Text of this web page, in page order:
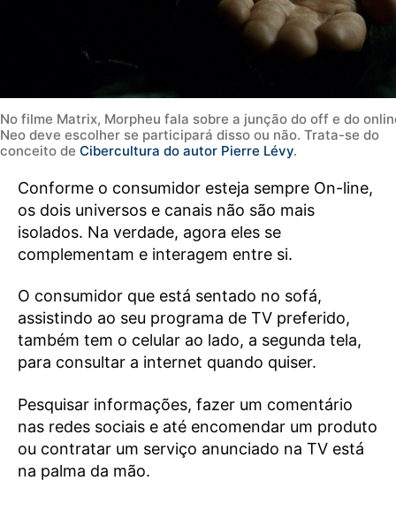
No filme Matrix, Morpheu fala sobre a junção do off e do
Neo deve escolher se participará disso ou não. Trata-se do
conceito de Cibercultura do autor Pierre Lévy.
Conforme o consumidor esteja sempre On-line,
os dois universos e canais não são mais
isolados. Na verdade, agora eles se
complementam e interagem entre si.
O consumidor que está sentado no sofá,
assistindo ao seu programa de TV preferido,
também tem o celular ao lado, a segunda tela,
para consultar a internet quando quiser.
Pesquisar informações, fazer um comentário
nas redes sociais e até encomendar um produto
ou contratar um serviço anunciado na TV está
na palma da mão.